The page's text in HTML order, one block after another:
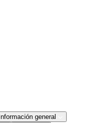
Información general